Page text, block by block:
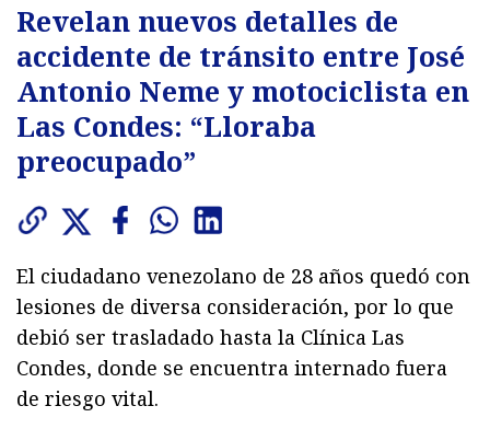
Revelan nuevos detalles de
accidente de tránsito entre José
Antonio Neme y motociclista en
Las Condes: “Lloraba
preocupado”
El ciudadano venezolano de 28 años quedó con
lesiones de diversa consideración, por lo que
debió ser trasladado hasta la Clínica Las
Condes, donde se encuentra internado fuera
de riesgo vital.